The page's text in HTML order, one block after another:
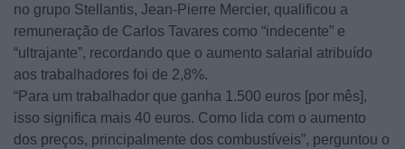
no grupo Stellantis, Jean-Pierre Mercier, qualificou a
remuneração de Carlos Tavares como “indecente” e
“ultrajante”, recordando que o aumento salarial atribuído
aos trabalhadores foi de 2,8%.
“Para um trabalhador que ganha 1.500 euros [por mês],
isso significa mais 40 euros. Como lida com o aumento
dos preços, principalmente dos combustíveis”, perguntou o